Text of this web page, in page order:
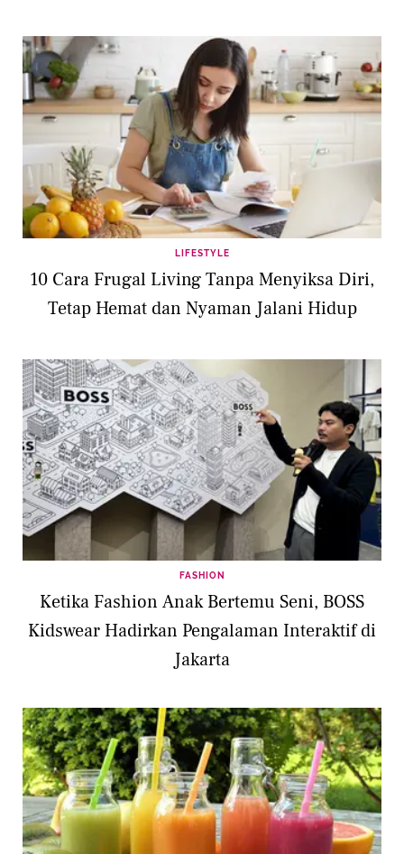
LIFESTYLE
10 Cara Frugal Living Tanpa Menyiksa Diri,
Tetap Hemat dan Nyaman Jalani Hidup
FASHION
Ketika Fashion Anak Bertemu Seni, BOSS
Kidswear Hadirkan Pengalaman Interaktif di
Jakarta